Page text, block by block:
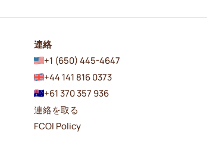
連絡
+1 (650) 445-4647
+44 141 816 0373
+61 370 357 936
連絡を取る
FCOI Policy